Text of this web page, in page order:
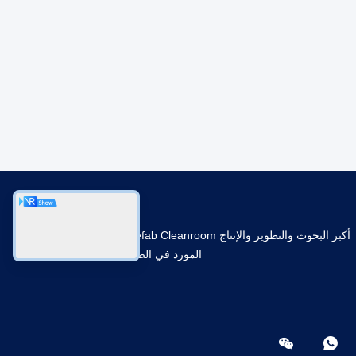
أكبر البحوث والتطوير والإنتاج Prefab Cleanroom
المورد في الصين